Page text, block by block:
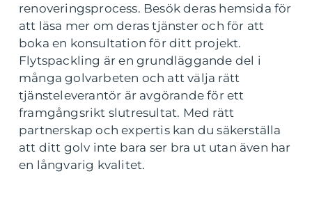
renoveringsprocess. Besök deras hemsida för
att läsa mer om deras tjänster och för att
boka en konsultation för ditt projekt.
Flytspackling är en grundläggande del i
många golvarbeten och att välja rätt
tjänsteleverantör är avgörande för ett
framgångsrikt slutresultat. Med rätt
partnerskap och expertis kan du säkerställa
att ditt golv inte bara ser bra ut utan även har
en långvarig kvalitet.